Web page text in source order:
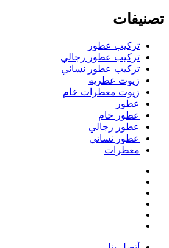
تصنيفات
تركيب عطور
تركيب عطور رجالي
تركيب عطور نسائي
زيوت عطريه
زيوت معطرات خام
عطور
عطور خام
عطور رجالي
عطور نسائي
معطرات